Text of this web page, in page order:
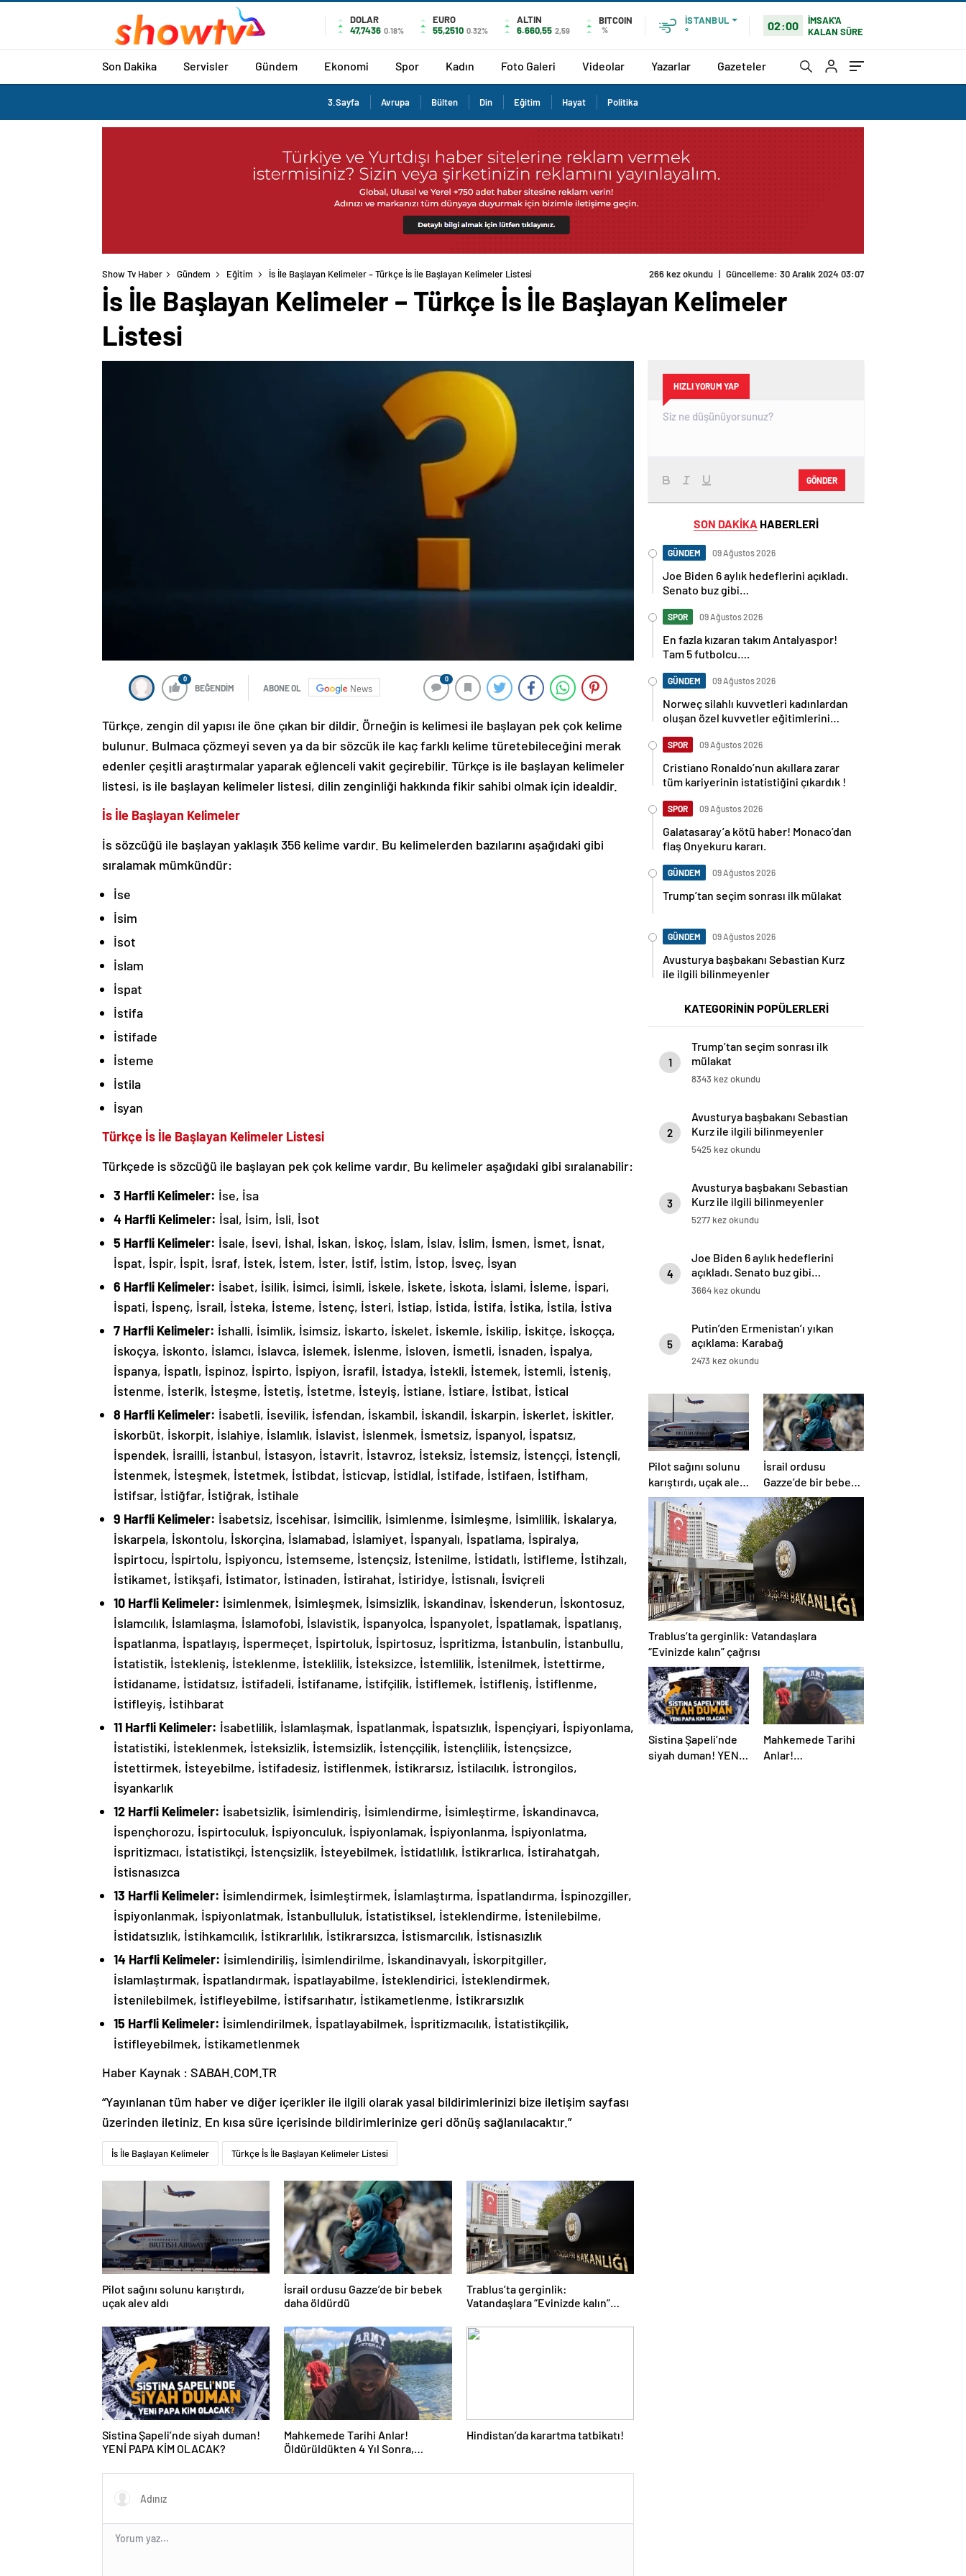
DOLAR
47,7436 0.18%
EURO
55,2510 0.32%
ALTIN
6.660,55 2,59
BITCOIN
%
İSTANBUL
°
02:00
İMSAK'A
KALAN SÜRE
Son Dakika Servisler Gündem Ekonomi Spor Kadın Foto Galeri Videolar Yazarlar Gazeteler
3.Sayfa Avrupa Bülten Din Eğitim Hayat Politika
Show Tv Haber Gündem Eğitim İs İle Başlayan Kelimeler – Türkçe İs İle Başlayan Kelimeler Listesi 266 kez okundu | Güncelleme: 30 Aralık 2024 03:07
İs İle Başlayan Kelimeler – Türkçe İs İle Başlayan Kelimeler
Listesi
0
BEĞENDİM ABONE OL News
0
Türkçe, zengin dil yapısı ile öne çıkan bir dildir. Örneğin is kelimesi ile başlayan pek çok kelime
bulunur. Bulmaca çözmeyi seven ya da bir sözcük ile kaç farklı kelime türetebileceğini merak
edenler çeşitli araştırmalar yaparak eğlenceli vakit geçirebilir. Türkçe is ile başlayan kelimeler
listesi, is ile başlayan kelimeler listesi, dilin zenginliği hakkında fikir sahibi olmak için idealdir.
İs İle Başlayan Kelimeler
İs sözcüğü ile başlayan yaklaşık 356 kelime vardır. Bu kelimelerden bazılarını aşağıdaki gibi
sıralamak mümkündür:
İse
İsim
İsot
İslam
İspat
İstifa
İstifade
İsteme
İstila
İsyan
Türkçe İs İle Başlayan Kelimeler Listesi
Türkçede is sözcüğü ile başlayan pek çok kelime vardır. Bu kelimeler aşağıdaki gibi sıralanabilir:
3 Harfli Kelimeler: İse, İsa
4 Harfli Kelimeler: İsal, İsim, İsli, İsot
5 Harfli Kelimeler: İsale, İsevi, İshal, İskan, İskoç, İslam, İslav, İslim, İsmen, İsmet, İsnat,
İspat, İspir, İspit, İsraf, İstek, İstem, İster, İstif, İstim, İstop, İsveç, İsyan
6 Harfli Kelimeler: İsabet, İsilik, İsimci, İsimli, İskele, İskete, İskota, İslami, İsleme, İspari,
İspati, İspenç, İsrail, İsteka, İsteme, İstenç, İsteri, İstiap, İstida, İstifa, İstika, İstila, İstiva
7 Harfli Kelimeler: İshalli, İsimlik, İsimsiz, İskarto, İskelet, İskemle, İskilip, İskitçe, İskoçça,
İskoçya, İskonto, İslamcı, İslavca, İslemek, İslenme, İsloven, İsmetli, İsnaden, İspalya,
İspanya, İspatlı, İspinoz, İspirto, İspiyon, İsrafil, İstadya, İstekli, İstemek, İstemli, İsteniş,
İstenme, İsterik, İsteşme, İstetiş, İstetme, İsteyiş, İstiane, İstiare, İstibat, İstical
8 Harfli Kelimeler: İsabetli, İsevilik, İsfendan, İskambil, İskandil, İskarpin, İskerlet, İskitler,
İskorbüt, İskorpit, İslahiye, İslamlık, İslavist, İslenmek, İsmetsiz, İspanyol, İspatsız,
İspendek, İsrailli, İstanbul, İstasyon, İstavrit, İstavroz, İsteksiz, İstemsiz, İstenççi, İstençli,
İstenmek, İsteşmek, İstetmek, İstibdat, İsticvap, İstidlal, İstifade, İstifaen, İstifham,
İstifsar, İstiğfar, İstiğrak, İstihale
9 Harfli Kelimeler: İsabetsiz, İscehisar, İsimcilik, İsimlenme, İsimleşme, İsimlilik, İskalarya,
İskarpela, İskontolu, İskorçina, İslamabad, İslamiyet, İspanyalı, İspatlama, İspiralya,
İspirtocu, İspirtolu, İspiyoncu, İstemseme, İstençsiz, İstenilme, İstidatlı, İstifleme, İstihzalı,
İstikamet, İstikşafi, İstimator, İstinaden, İstirahat, İstiridye, İstisnalı, İsviçreli
10 Harfli Kelimeler: İsimlenmek, İsimleşmek, İsimsizlik, İskandinav, İskenderun, İskontosuz,
İslamcılık, İslamlaşma, İslamofobi, İslavistik, İspanyolca, İspanyolet, İspatlamak, İspatlanış,
İspatlanma, İspatlayış, İspermeçet, İspirtoluk, İspirtosuz, İspritizma, İstanbulin, İstanbullu,
İstatistik, İstekleniş, İsteklenme, İsteklilik, İsteksizce, İstemlilik, İstenilmek, İstettirme,
İstidaname, İstidatsız, İstifadeli, İstifaname, İstifçilik, İstiflemek, İstifleniş, İstiflenme,
İstifleyiş, İstihbarat
11 Harfli Kelimeler: İsabetlilik, İslamlaşmak, İspatlanmak, İspatsızlık, İspençiyari, İspiyonlama,
İstatistiki, İsteklenmek, İsteksizlik, İstemsizlik, İstenççilik, İstençlilik, İstençsizce,
İstettirmek, İsteyebilme, İstifadesiz, İstiflenmek, İstikrarsız, İstilacılık, İstrongilos,
İsyankarlık
12 Harfli Kelimeler: İsabetsizlik, İsimlendiriş, İsimlendirme, İsimleştirme, İskandinavca,
İspençhorozu, İspirtoculuk, İspiyonculuk, İspiyonlamak, İspiyonlanma, İspiyonlatma,
İspritizmacı, İstatistikçi, İstençsizlik, İsteyebilmek, İstidatlılık, İstikrarlıca, İstirahatgah,
İstisnasızca
13 Harfli Kelimeler: İsimlendirmek, İsimleştirmek, İslamlaştırma, İspatlandırma, İspinozgiller,
İspiyonlanmak, İspiyonlatmak, İstanbulluluk, İstatistiksel, İsteklendirme, İstenilebilme,
İstidatsızlık, İstihkamcılık, İstikrarlılık, İstikrarsızca, İstismarcılık, İstisnasızlık
14 Harfli Kelimeler: İsimlendiriliş, İsimlendirilme, İskandinavyalı, İskorpitgiller,
İslamlaştırmak, İspatlandırmak, İspatlayabilme, İsteklendirici, İsteklendirmek,
İstenilebilmek, İstifleyebilme, İstifsarıhatır, İstikametlenme, İstikrarsızlık
15 Harfli Kelimeler: İsimlendirilmek, İspatlayabilmek, İspritizmacılık, İstatistikçilik,
İstifleyebilmek, İstikametlenmek
Haber Kaynak : SABAH.COM.TR
“Yayınlanan tüm haber ve diğer içerikler ile ilgili olarak yasal bildirimlerinizi bize iletişim sayfası
üzerinden iletiniz. En kısa süre içerisinde bildirimlerinize geri dönüş sağlanılacaktır.”
İs İle Başlayan Kelimeler Türkçe İs İle Başlayan Kelimeler Listesi
Pilot sağını solunu karıştırdı,
uçak alev aldı
İsrail ordusu Gazze’de bir bebek
daha öldürdü
Trablus’ta gerginlik:
Vatandaşlara “Evinizde kalın”
Sistina Şapeli’nde siyah duman!
YENİ PAPA KİM OLACAK?
Mahkemede Tarihi Anlar!
Öldürüldükten 4 Yıl Sonra,
Hindistan’da karartma tatbikatı!
HIZLI YORUM YAP
GÖNDER
SON DAKİKA HABERLERİ
GÜNDEM 09 Ağustos 2026
Joe Biden 6 aylık hedeflerini açıkladı.
Senato buz gibi…
SPOR 09 Ağustos 2026
En fazla kızaran takım Antalyaspor!
Tam 5 futbolcu….
GÜNDEM 09 Ağustos 2026
Norweç silahlı kuvvetleri kadınlardan
oluşan özel kuvvetler eğitimlerini
SPOR 09 Ağustos 2026
Cristiano Ronaldo’nun akıllara zarar
tüm kariyerinin istatistiğini çıkardık !
SPOR 09 Ağustos 2026
Galatasaray’a kötü haber! Monaco’dan
flaş Onyekuru kararı.
GÜNDEM 09 Ağustos 2026
Trump’tan seçim sonrası ilk mülakat
GÜNDEM 09 Ağustos 2026
Avusturya başbakanı Sebastian Kurz
ile ilgili bilinmeyenler
KATEGORİNİN POPÜLERLERİ
1
Trump’tan seçim sonrası ilk
mülakat
8343 kez okundu
2
Avusturya başbakanı Sebastian
Kurz ile ilgili bilinmeyenler
5425 kez okundu
3
Avusturya başbakanı Sebastian
Kurz ile ilgili bilinmeyenler
5277 kez okundu
4
Joe Biden 6 aylık hedeflerini
açıkladı. Senato buz gibi…
3664 kez okundu
5
Putin’den Ermenistan’ı yıkan
açıklama: Karabağ
Azerbaycan’ın ayrılmaz bir
2473 kez okundu
Pilot sağını solunu
karıştırdı, uçak alev
aldı
İsrail ordusu
Gazze’de bir bebek
daha öldürdü
Trablus’ta gerginlik: Vatandaşlara
“Evinizde kalın” çağrısı
Sistina Şapeli’nde
siyah duman! YENİ
Mahkemede Tarihi
Anlar!